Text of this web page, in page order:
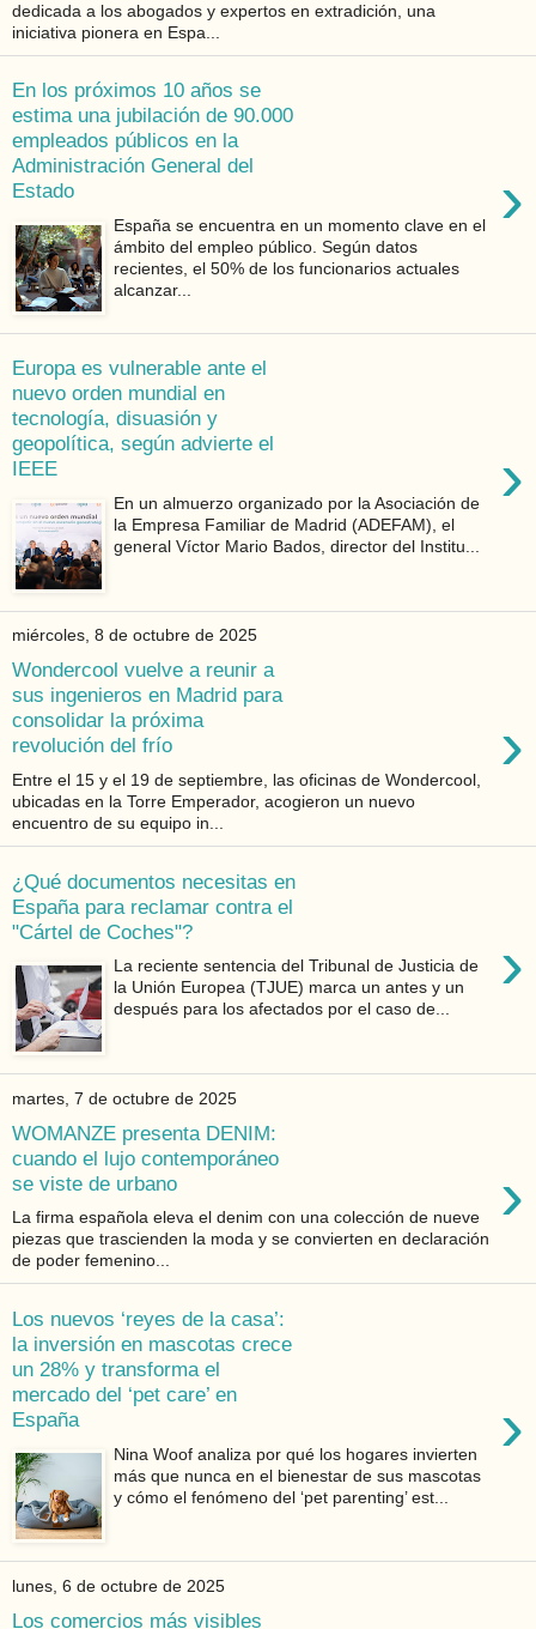
dedicada a los abogados y expertos en extradición, una
iniciativa pionera en Espa...
En los próximos 10 años se
estima una jubilación de 90.000
empleados públicos en la
Administración General del
Estado
›
España se encuentra en un momento clave en el
ámbito del empleo público. Según datos
recientes, el 50% de los funcionarios actuales
alcanzar...
Europa es vulnerable ante el
nuevo orden mundial en
tecnología, disuasión y
geopolítica, según advierte el
IEEE
›
En un almuerzo organizado por la Asociación de
la Empresa Familiar de Madrid (ADEFAM), el
general Víctor Mario Bados, director del Institu...
miércoles, 8 de octubre de 2025
Wondercool vuelve a reunir a
sus ingenieros en Madrid para
consolidar la próxima
revolución del frío
›
Entre el 15 y el 19 de septiembre, las oficinas de Wondercool,
ubicadas en la Torre Emperador, acogieron un nuevo
encuentro de su equipo in...
¿Qué documentos necesitas en
España para reclamar contra el
"Cártel de Coches"?
›
La reciente sentencia del Tribunal de Justicia de
la Unión Europea (TJUE) marca un antes y un
después para los afectados por el caso de...
martes, 7 de octubre de 2025
WOMANZE presenta DENIM:
cuando el lujo contemporáneo
se viste de urbano
›
La firma española eleva el denim con una colección de nueve
piezas que trascienden la moda y se convierten en declaración
de poder femenino...
Los nuevos ‘reyes de la casa’:
la inversión en mascotas crece
un 28% y transforma el
mercado del ‘pet care’ en
España
›
Nina Woof analiza por qué los hogares invierten
más que nunca en el bienestar de sus mascotas
y cómo el fenómeno del ‘pet parenting’ est...
lunes, 6 de octubre de 2025
Los comercios más visibles